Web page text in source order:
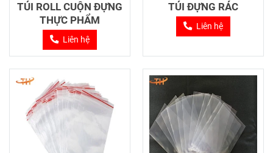
TÚI ROLL CUỘN ĐỰNG
THỰC PHẨM
Liên hệ
TÚI ĐỰNG RÁC
Liên hệ